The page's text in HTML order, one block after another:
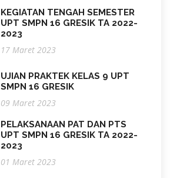
KEGIATAN TENGAH SEMESTER
UPT SMPN 16 GRESIK TA 2022-
2023
17 Maret 2023
UJIAN PRAKTEK KELAS 9 UPT
SMPN 16 GRESIK
09 Maret 2023
PELAKSANAAN PAT DAN PTS
UPT SMPN 16 GRESIK TA 2022-
2023
01 Maret 2023